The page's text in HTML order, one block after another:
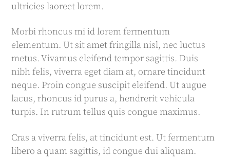
ultricies laoreet lorem.
Morbi rhoncus mi id lorem fermentum
elementum. Ut sit amet fringilla nisl, nec luctus
metus. Vivamus eleifend tempor sagittis. Duis
nibh felis, viverra eget diam at, ornare tincidunt
neque. Proin congue suscipit eleifend. Ut augue
lacus, rhoncus id purus a, hendrerit vehicula
turpis. In rutrum tellus quis congue maximus.
Cras a viverra felis, at tincidunt est. Ut fermentum
libero a quam sagittis, id congue dui aliquam.